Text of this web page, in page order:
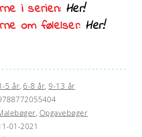
i serien: Her!
om følelser: Her!
5 år, 6-8 år, 9-13 år
, Opgavebøger
01-2021